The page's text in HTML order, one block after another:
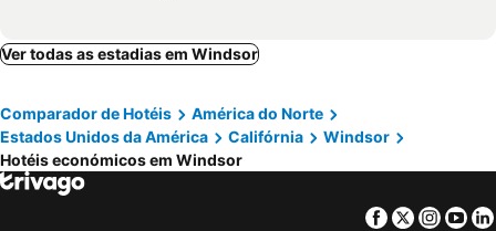
Ver todas as estadias em Windsor
Comparador de Hotéis
América do Norte
Estados Unidos da América
Califórnia
Windsor
Hotéis económicos em Windsor
Facebook
Twitter